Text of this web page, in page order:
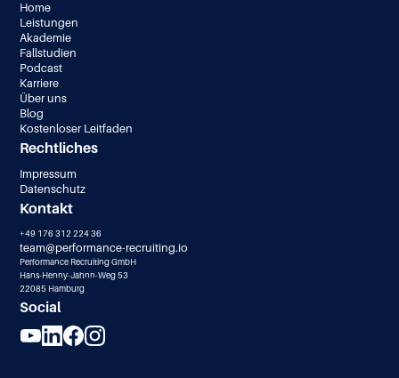
Home
Leistungen
Akademie
Fallstudien
Podcast
Karriere
Über uns
Blog
Kostenloser Leitfaden
Rechtliches
Impressum
Datenschutz
Kontakt
+49 176 312 224 36
team@performance-recruiting.io
Performance Recruiting GmbH
Hans-Henny-Jahnn-Weg 53
22085 Hamburg
Social